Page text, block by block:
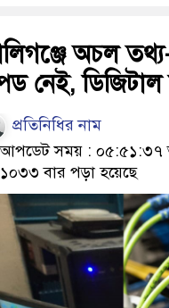
অচল তথ্য-
নেই,
প্রতিনিধির নাম
আপডেট সময় : ০৫:৫১:৩৭
১০৩৩ বার পড়া হয়েছে